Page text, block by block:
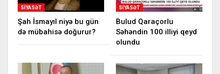
SIYASƏT
Şah İsmayıl niyə bu gün
də mübahisə doğurur?
SIYASƏT
Bulud Qaraçorlu
Səhəndin 100 illiyi qeyd
olundu